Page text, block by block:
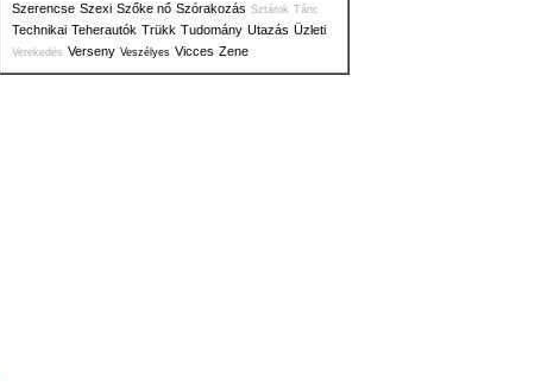
Szerencse Szexi Szőke nő Szórakozás Sztárok Tánc
Technikai Teherautók Trükk Tudomány Utazás Üzleti
Verekedés Verseny Veszélyes Vicces Zene